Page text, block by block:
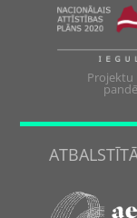
Projektu